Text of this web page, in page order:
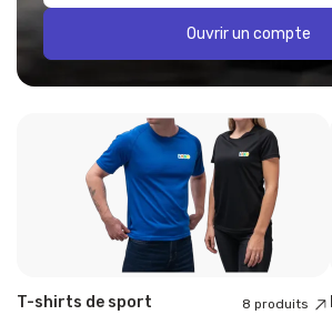
Ouvrir un compte
T-shirts de sport 8 produits